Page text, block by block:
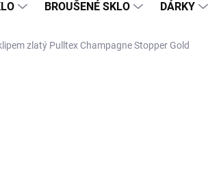
BROUŠENÉ SKLO DÁRKY
zlatý Pulltex Champagne Stopper Gold